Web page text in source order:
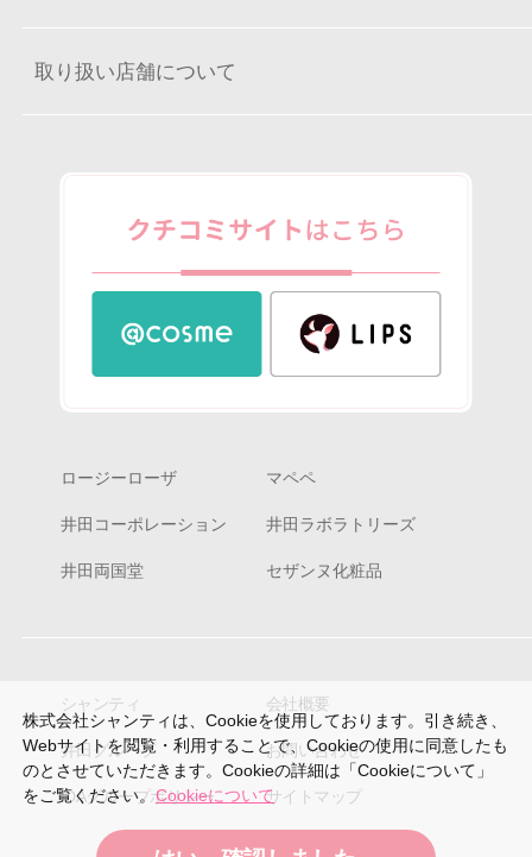
取り扱い店舗について
ロージーローザ マペペ
井田コーポレーション 井田ラボラトリーズ
井田両国堂 セザンヌ化粧品
シャンティ 会社概要
井田グループ お問い合わせ
IDAグループポリシー サイトマップ
株式会社シャンティは、Cookieを使用しております。引き続き、
Webサイトを閲覧・利用することで、Cookieの使用に同意したも
のとさせていただきます。Cookieの詳細は「Cookieについて」
をご覧ください。Cookieについて